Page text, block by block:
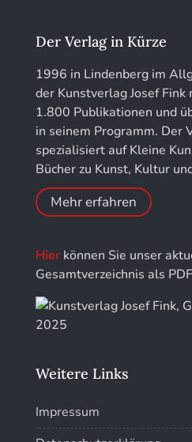
Kunstführer M
Kunstführer NO
Kunstführer PQ
Kunstführer R
Kunstführer Sch
Kunstführer St
Jahresschriften der DGC
für Chronometrie
Jahrbuch der Stiftung
Gärten
Der Verlag in Kürze
1996 in Lindenberg im
der Kunstverlag Josef
1.800 Publikationen und
in seinem Programm. Der
spezialisiert auf Kleine
Bücher zu Kunst, Kultur
Mehr erfahren
Hierkönnen Sie unser
Gesamtverzeichnis als
Weitere Links
Impressum